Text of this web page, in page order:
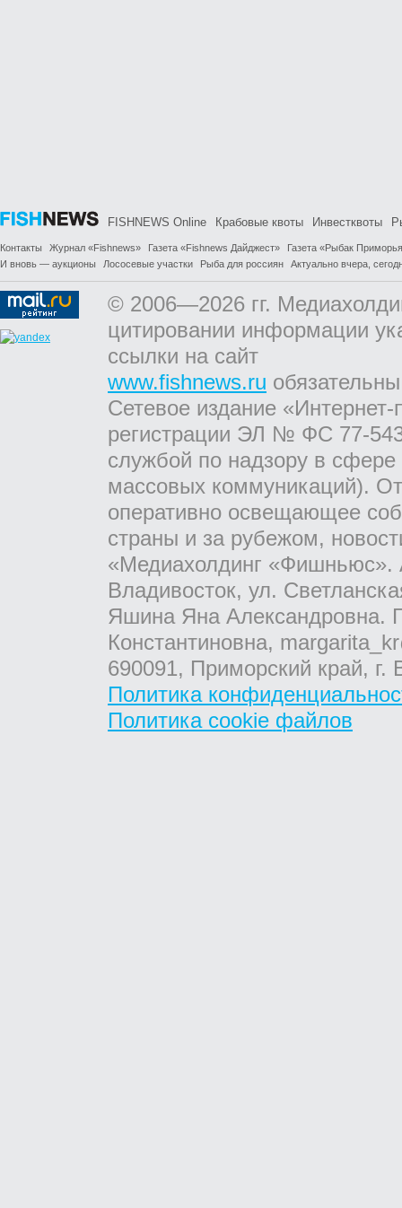
FISHNEWS Online Крабовые квоты Инвестквоты
Контакты Журнал «Fishnews» Газета «Fishnews Дайджест»
Газета «Рыбак
И вновь — аукционы
Лососевые участки Рыба для россиян Актуально вчера,
© 2006—2026 гг.
цитировании информации
ссылки на сайт
www.fishnews.ru
Сетевое издание
регистрации ЭЛ № ФС 77-
службой по надзору в
массовых коммуникаций).
оперативно освещающее
страны и за рубежом,
«Медиахолдинг «Фишньюс».
Владивосток, ул.
Яшина Яна Александровна.
Константиновна,
690091, Приморский край,
Политика
Политика cookie файлов